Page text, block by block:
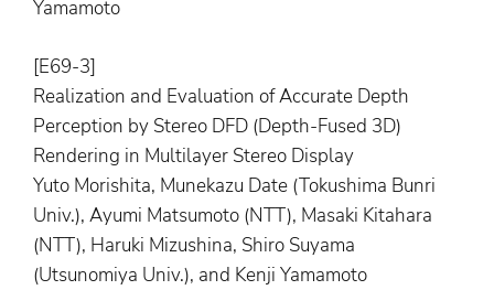
Yamamoto
[E69-3]
Realization and Evaluation of Accurate Depth
Perception by Stereo DFD (Depth-Fused 3D)
Rendering in Multilayer Stereo Display
Yuto Morishita, Munekazu Date (Tokushima Bunri
Univ.), Ayumi Matsumoto (NTT), Masaki Kitahara
(NTT), Haruki Mizushina, Shiro Suyama
(Utsunomiya Univ.), and Kenji Yamamoto